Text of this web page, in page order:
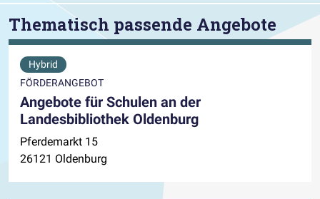
Thematisch passende Angebote
Hybrid
FÖRDERANGEBOT
Angebote für Schulen an der
Landesbibliothek Oldenburg
Pferdemarkt 15
26121 Oldenburg